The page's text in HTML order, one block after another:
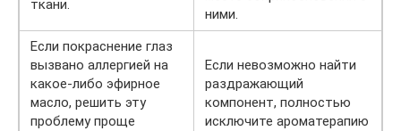
ткани.
ними.
Если покраснение глаз
вызвано аллергией на
какое-либо эфирное
масло, решить эту
проблему проще
Если невозможно найти
раздражающий
компонент, полностью
исключите ароматерапию